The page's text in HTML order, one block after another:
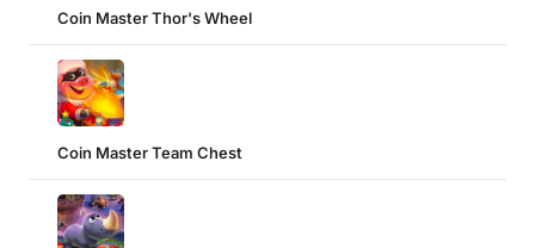
Coin Master Thor's Wheel
Coin Master Team Chest